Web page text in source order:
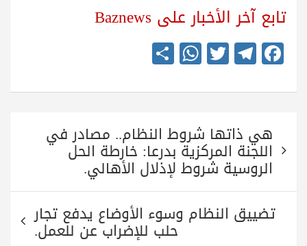
تابع آخر الأخبار على Baznews
Fa
ce
bo
Te
le
gr
a
m
T
wi
tte
r
W
ha
ts
A
pp
re
المقالات
هي ذاتها شروط النظام.. مصادر في
اللجنة المركزية بدرعا: خارطة الحل
الروسية شروط لإذلال الأهالي.
تضييق النظام وسوء الأوضاع يدفع تجار
حلب للإضراب عن للعمل.